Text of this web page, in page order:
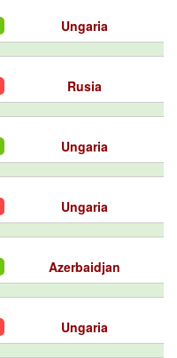
Ungaria
Rusia
Ungaria
Ungaria
Azerbaidjan
Ungaria